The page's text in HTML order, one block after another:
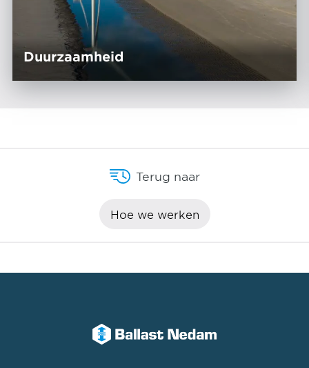
Duurzaamheid
Terug naar
Hoe we werken